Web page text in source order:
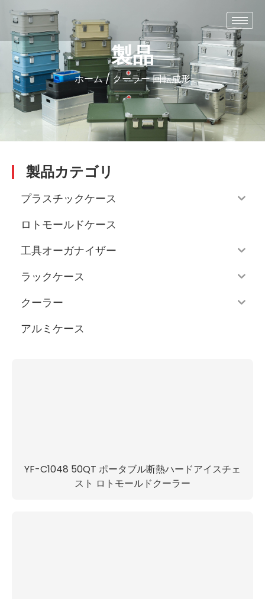
製品
ホーム/ クーラー回転成形
製品カテゴリ
プラスチックケース
ロトモールドケース
工具オーガナイザー
ラックケース
クーラー
アルミケース
YF-C1048 50QT ポータブル断熱ハードアイスチェ
スト ロトモールドクーラー